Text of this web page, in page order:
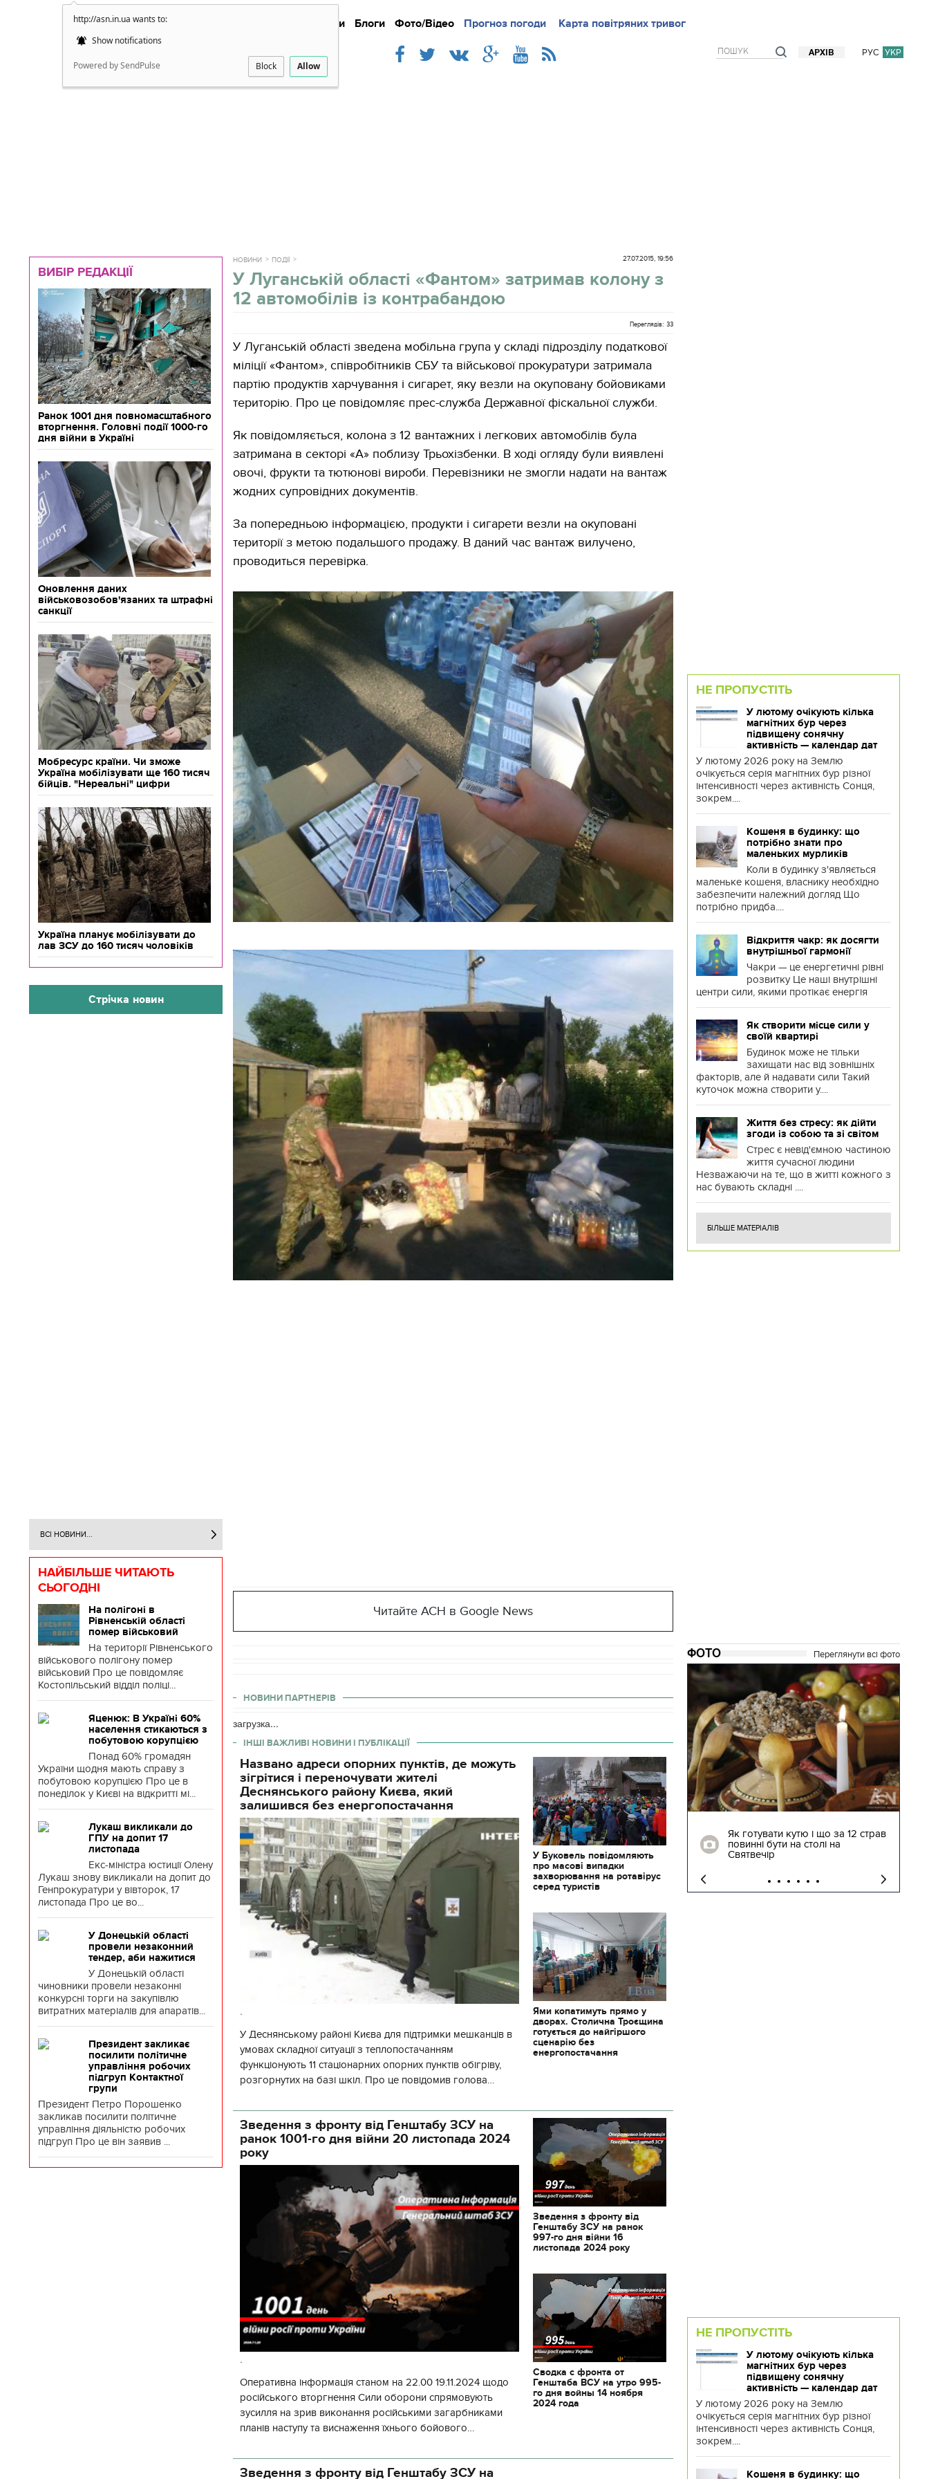
http://asn.in.ua wants to:
Show notifications
Powered by SendPulse Block Allow
Новини Блоги Фото/Відео Прогноз погоди Карта повітряних тривог
РУС УКР
АРХІВ
Докладно Новини Iнтерв`ю Блоги
ВИБІР РЕДАКЦІЇ
Ранок 1001 дня повномасштабного
вторгнення. Головні події 1000-го
дня війни в Україні
Оновлення даних
військовозобов'язаних та штрафні
санкції
Мобресурс країни. Чи зможе
Україна мобілізувати ще 160 тисяч
бійців. "Нереальні" цифри
Україна планує мобілізувати до
лав ЗСУ до 160 тисяч чоловіків
Стрічка новин
ВСІ НОВИНИ...
НАЙБІЛЬШЕ ЧИТАЮТЬ
СЬОГОДНІ
На полігоні в
Рівненській області
помер військовий
На території Рівненського
військового полігону помер
військовий Про це повідомляє
Костопільський відділ поліці...
Яценюк: В Україні 60%
населення стикаються з
побутовою корупцією
Понад 60% громадян
України щодня мають справу з
побутовою корупцією Про це в
понеділок у Києві на відкритті мі...
Лукаш викликали до
ГПУ на допит 17
листопада
Екс-міністра юстиції Олену
Лукаш знову викликали на допит до
Генпрокуратури у вівторок, 17
листопада Про це во...
У Донецькій області
провели незаконний
тендер, аби нажитися
У Донецькій області
чиновники провели незаконні
конкурсні торги на закупівлю
витратних матеріалів для апаратів...
Президент закликає
посилити політичне
управління робочих
підгруп Контактної
групи
Президент Петро Порошенко
закликав посилити політичне
управління діяльністю робочих
підгруп Про це він заявив ...
НОВИНИ ПОДІЇ 27.07.2015, 19:56
У Луганській області «Фантом» затримав колону з
12 автомобілів із контрабандою
Переглядів: 33
У Луганській області зведена мобільна група у складі підрозділу податкової
міліції «Фантом», співробітників СБУ та військової прокуратури затримала
партію продуктів харчування і сигарет, яку везли на окуповану бойовиками
територію. Про це повідомляє прес-служба Державної фіскальної служби.
Як повідомляється, колона з 12 вантажних і легкових автомобілів була
затримана в секторі «А» поблизу Трьохізбенки. В ході огляду були виявлені
овочі, фрукти та тютюнові вироби. Перевізники не змогли надати на вантаж
жодних супровідних документів.
За попередньою інформацією, продукти і сигарети везли на окуповані
території з метою подальшого продажу. В даний час вантаж вилучено,
проводиться перевірка.
Читайте АСН в Google News
НОВИНИ ПАРТНЕРІВ
загрузка...
ІНШІ ВАЖЛИВІ НОВИНИ І ПУБЛІКАЦІЇ
Названо адреси опорних пунктів, де можуть
зігрітися і переночувати жителі
Деснянського району Києва, який
залишився без енергопостачання
.
У Деснянському районі Києва для підтримки мешканців в
умовах складної ситуації з теплопостачанням
функціонують 11 стаціонарних опорних пунктів обігріву,
розгорнутих на базі шкіл. Про це повідомив голова
У Буковель повідомляють
про масові випадки
захворювання на ротавірус
серед туристів
Ями копатимуть прямо у
дворах. Столична Троєщина
готується до найгіршого
сценарію без
енергопостачання
Зведення з фронту від Генштабу ЗСУ на
ранок 1001-го дня війни 20 листопада 2024
року
.
Оперативна інформація станом на 22.00 19.11.2024 щодо
російського вторгнення Сили оборони спрямовують
зусилля на зрив виконання російськими загарбниками
планів наступу та виснаження їхнього бойового
Зведення з фронту від
Генштабу ЗСУ на ранок
997-го дня війни 16
листопада 2024 року
Сводка с фронта от
Генштаба ВСУ на утро 995-
го дня войны 14 ноября
2024 года
Зведення з фронту від Генштабу ЗСУ на
НЕ ПРОПУСТІТЬ
У лютому очікують кілька
магнітних бур через
підвищену сонячну
активність — календар дат
У лютому 2026 року на Землю
очікується серія магнітних бур різної
інтенсивності через активність Сонця,
зокрем....
Кошеня в будинку: що
потрібно знати про
маленьких мурликів
Коли в будинку з'являється
маленьке кошеня, власнику необхідно
забезпечити належний догляд Що
потрібно придба....
Відкриття чакр: як досягти
внутрішньої гармонії
Чакри — це енергетичні рівні
розвитку Це наші внутрішні
центри сили, якими протікає енергія
Як створити місце сили у
своїй квартирі
Будинок може не тільки
захищати нас від зовнішніх
факторів, але й надавати сили Такий
куточок можна створити у....
Життя без стресу: як дійти
згоди із собою та зі світом
Стрес є невід'ємною частиною
життя сучасної людини
Незважаючи на те, що в житті кожного з
нас бувають складні ....
БІЛЬШЕ МАТЕРІАЛІВ
ФОТО Переглянути всі фото
11.10.2017 | 16:22
Часи Русі: як виглядають
декорації до фільму "Сторожова
застава"
Як готувати кутю і що за 12 страв
повинні бути на столі на
Святвечір
НЕ ПРОПУСТІТЬ
У лютому очікують кілька
магнітних бур через
підвищену сонячну
активність — календар дат
У лютому 2026 року на Землю
очікується серія магнітних бур різної
інтенсивності через активність Сонця,
зокрем....
Кошеня в будинку: що